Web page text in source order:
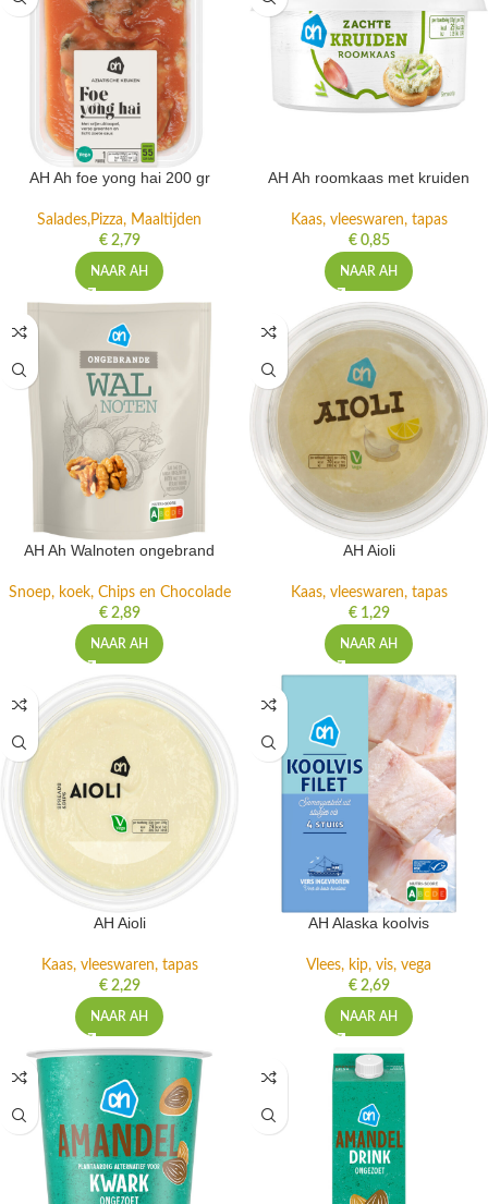
AH Ah foe yong hai 200 gr
Salades,Pizza, Maaltijden
€2,79
NAAR AH
AH Ah roomkaas met kruiden
Kaas, vleeswaren, tapas
€0,85
NAAR AH
AH Ah Walnoten ongebrand
Snoep, koek, Chips en Chocolade
€2,89
NAAR AH
AH Aioli
Kaas, vleeswaren, tapas
€1,29
NAAR AH
AH Aioli
Kaas, vleeswaren, tapas
€2,29
NAAR AH
AH Alaska koolvis
Vlees, kip, vis, vega
€2,69
NAAR AH